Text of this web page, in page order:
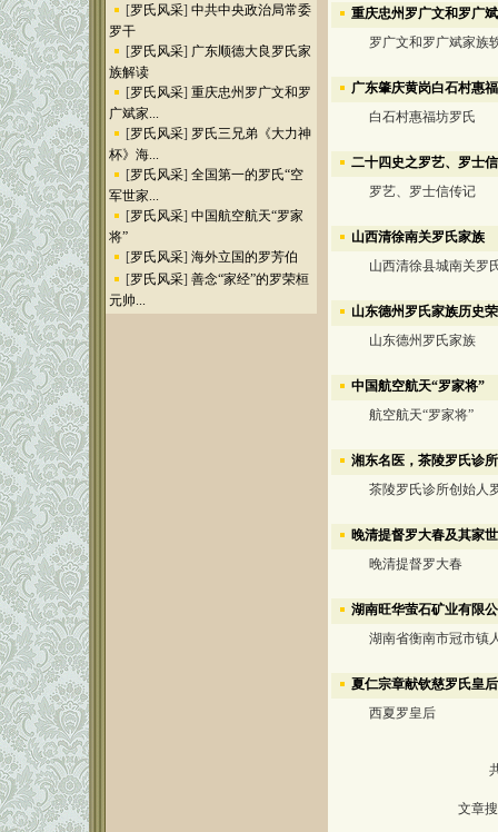
[罗氏风采] 中共中央政治局常委
罗干
[罗氏风采] 广东顺德大良罗氏家
族解读
[罗氏风采] 重庆忠州罗广文和罗
广斌家...
[罗氏风采] 罗氏三兄弟《大力神
杯》海...
[罗氏风采] 全国第一的罗氏“空
军世家...
[罗氏风采] 中国航空航天“罗家
将”
[罗氏风采] 海外立国的罗芳伯
[罗氏风采] 善念“家经”的罗荣桓
元帅...
重庆忠州罗广文和罗广
罗广文和罗广斌家族
广东肇庆黄岗白石村惠
白石村惠福坊罗氏
二十四史之罗艺、罗士
罗艺、罗士信传记
山西清徐南关罗氏家族
山西清徐县城南关罗
山东德州罗氏家族历史
山东德州罗氏家族
中国航空航天“罗家将”
航空航天“罗家将”
湘东名医，茶陵罗氏诊
茶陵罗氏诊所创始人
晚清提督罗大春及其家
晚清提督罗大春
湖南旺华萤石矿业有限
湖南省衡南市冠市镇
夏仁宗章献钦慈罗氏皇后
西夏罗皇后
文章